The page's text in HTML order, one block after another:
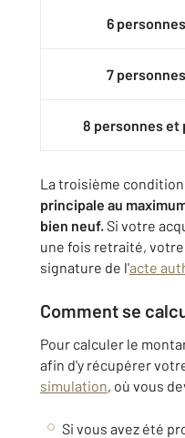
6 personnes
7 personnes
8 personnes et
La troisième
principale au
bien neuf.Si votre
une fois retraité,
signature de l'acte
Comment se
Pour calculer le
afin d'y récupérer
simulation, où vous
Si vous avez été